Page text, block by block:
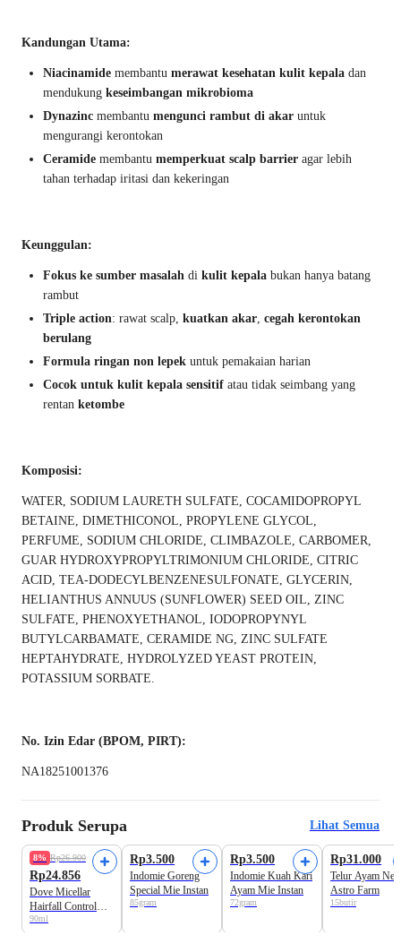
Kandungan Utama:
Niacinamide membantu merawat kesehatan kulit kepala dan
mendukung keseimbangan mikrobioma
Dynazinc membantu mengunci rambut di akar untuk
mengurangi kerontokan
Ceramide membantu memperkuat scalp barrier agar lebih
tahan terhadap iritasi dan kekeringan
Keunggulan:
Fokus ke sumber masalah di kulit kepala bukan hanya batang
rambut
Triple action: rawat scalp, kuatkan akar, cegah kerontokan
berulang
Formula ringan non lepek untuk pemakaian harian
Cocok untuk kulit kepala sensitif atau tidak seimbang yang
rentan ketombe
Komposisi:
WATER, SODIUM LAURETH SULFATE, COCAMIDOPROPYL
BETAINE, DIMETHICONOL, PROPYLENE GLYCOL,
PERFUME, SODIUM CHLORIDE, CLIMBAZOLE, CARBOMER,
GUAR HYDROXYPROPYLTRIMONIUM CHLORIDE, CITRIC
ACID, TEA-DODECYLBENZENESULFONATE, GLYCERIN,
HELIANTHUS ANNUUS (SUNFLOWER) SEED OIL, ZINC
SULFATE, PHENOXYETHANOL, IODOPROPYNYL
BUTYLCARBAMATE, CERAMIDE NG, ZINC SULFATE
HEPTAHYDRATE, HYDROLYZED YEAST PROTEIN,
POTASSIUM SORBATE.
No. Izin Edar (BPOM, PIRT):
NA18251001376
Produk Serupa Lihat Semua
8% Rp26.900
Rp24.856
Dove Micellar
Hairfall Control
Conditioner
90ml
Rp3.500
Indomie Goreng
Special Mie Instan
85gram
Rp3.500
Indomie Kuah Kari
Ayam Mie Instan
72gram
Rp31.000
Telur Ayam
Astro Farm
15butir